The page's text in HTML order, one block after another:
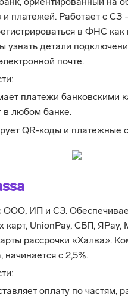
ориентированный на
и платежей. Работает с СЗ
в ФНС как
узнать детали
почте.
платежи банковскими
в любом банке.
QR-коды и платежные
ООО, ИП и СЗ.
карт, UnionPay, СБП, ЯPay,
рассрочки «Халва».
начинается с 2,5%.
оплату по частям,